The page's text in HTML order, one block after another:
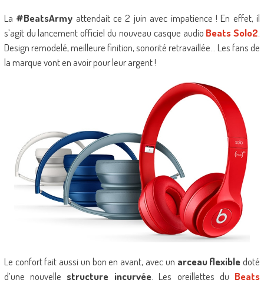
La #BeatsArmy attendait ce 2 juin avec impatience ! En effet, il
s’agit du lancement officiel du nouveau casque audio Beats Solo2
Design remodelé, meilleure finition, sonorité retravaillée… Les fans de
la marque vont en avoir pour leur argent !
Le confort fait aussi un bon en avant, avec un arceau flexibledoté
d’une nouvellestructure incurvée. Les oreillettes du Beats